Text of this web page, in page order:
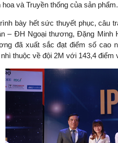
hoa và Truyền thống của sản phẩm.
bày hết sức thuyết phục, câu
– ĐH Ngoại thương, Đặng
đã xuất sắc đạt điểm số cao
thuộc về đội 2M với 143,4 điểm